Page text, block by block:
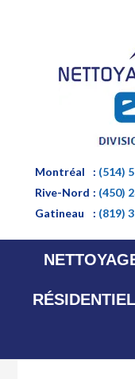
Montréal : (514)
Rive-Nord : (450)
Gatineau
: (819)
RÉSIDENTIEL